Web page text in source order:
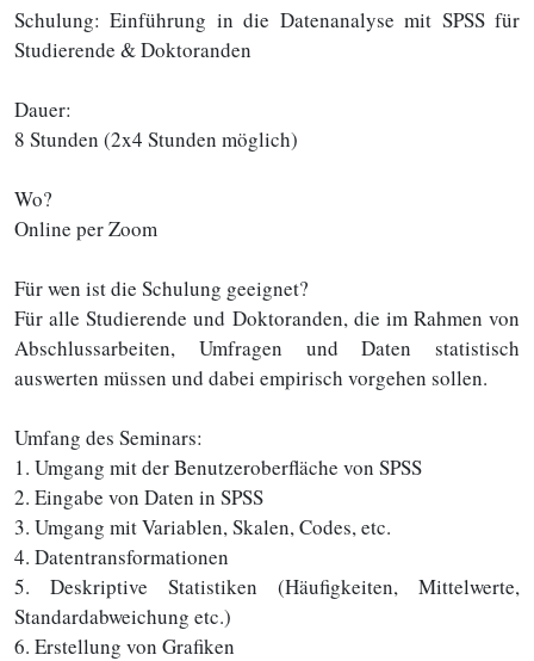
Schulung: Einführung in die Datenanalyse mit SPSS für
Studierende & Doktoranden
Dauer:
8 Stunden (2x4 Stunden möglich)
Wo?
Online per Zoom
Für wen ist die Schulung geeignet?
Für alle Studierende und Doktoranden, die im Rahmen von
Abschlussarbeiten, Umfragen und Daten statistisch
auswerten müssen und dabei empirisch vorgehen sollen.
Umfang des Seminars:
1. Umgang mit der Benutzeroberfläche von SPSS
2. Eingabe von Daten in SPSS
3. Umgang mit Variablen, Skalen, Codes, etc.
4. Datentransformationen
5. Deskriptive Statistiken (Häufigkeiten, Mittelwerte,
Standardabweichung etc.)
6. Erstellung von Grafiken